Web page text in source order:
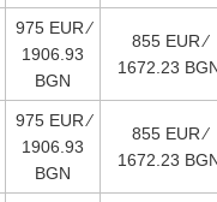
975 EUR ∕
1906.93
BGN
855 EUR ∕
1672.23
975 EUR ∕
1906.93
BGN
855 EUR ∕
1672.23